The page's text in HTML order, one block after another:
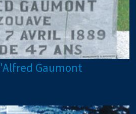
Gaumont